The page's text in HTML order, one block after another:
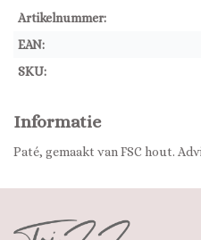
Artikelnummer:
EAN:
SKU:
Informatie
Paté, gemaakt van FSC hout.